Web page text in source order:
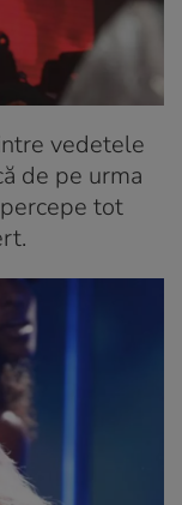
vedetele
de pe urma
tot